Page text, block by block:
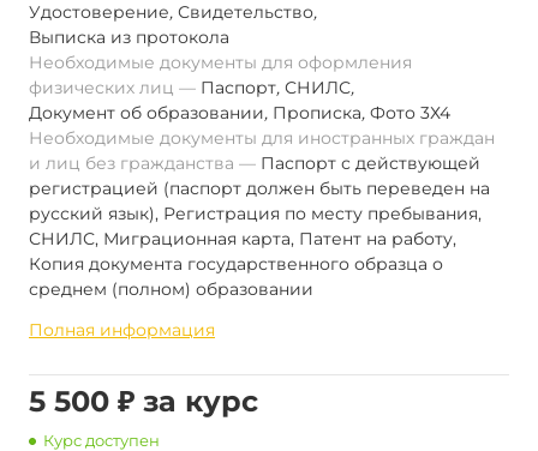
Удостоверение, Свидетельство,
Выписка из протокола
Необходимые документы для оформления
физических лиц
Паспорт, СНИЛС,
Документ об образовании, Прописка, Фото 3Х4
Необходимые документы для иностранных граждан
и лиц без гражданства
Паспорт с действующей
регистрацией (паспорт должен быть переведен на
русский язык), Регистрация по месту пребывания,
СНИЛС, Миграционная карта, Патент на работу,
Копия документа государственного образца о
среднем (полном) образовании
Полная информация
5 500 ₽ за курс
Курс доступен